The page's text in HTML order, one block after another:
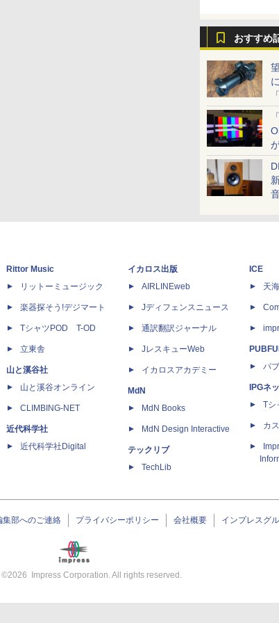
おすすめ
Rittor Music
リットーミュージック
楽器探そう!デジマート
TシャツPOD T-OD
立東舎
山と溪谷社
山と溪谷オンライン
CLIMBING-NET
近代科学社
近代科学社Digital
イカロス出版
AIRLINEweb
Jディフェンスニュース
通訳翻訳ジャーナル
JレスキューWeb
イカロスアカデミー
MdN
MdN Books
MdN Design Interactive
テックリブ
TechLib
ICE
天
パ
IPGネ
Tシ
カ
集部へのご連絡 プライバシーポリシー 会社概要 インプレスグ
©2026 Impress Corporation. All rights reserved.